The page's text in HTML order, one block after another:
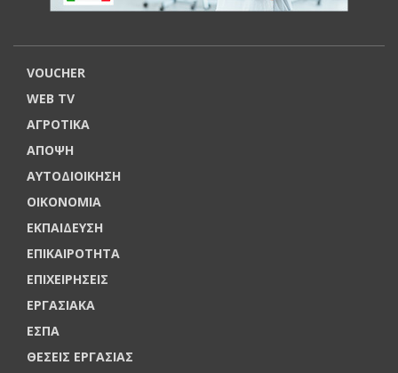
VOUCHER
WEB TV
ΑΓΡΟΤΙΚΑ
ΑΠΟΨΗ
ΑΥΤΟΔΙΟΙΚΗΣΗ
ΟΙΚΟΝΟΜΙΑ
ΕΚΠΑΙΔΕΥΣΗ
ΕΠΙΚΑΙΡΟΤΗΤΑ
ΕΠΙΧΕΙΡΗΣΕΙΣ
ΕΡΓΑΣΙΑΚΑ
ΕΣΠΑ
ΘΕΣΕΙΣ ΕΡΓΑΣΙΑΣ